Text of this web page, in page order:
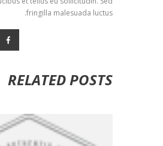
fringilla malesuada luctus.
RELATED POSTS